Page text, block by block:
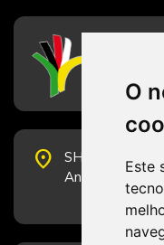
O
Este
place
SHS Quadra 6,
Andar, Sala